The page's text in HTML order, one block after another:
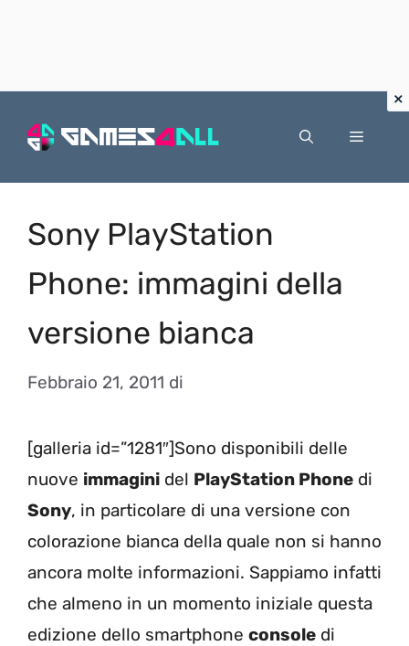
Menu
Sony PlayStation
Phone: immagini della
versione bianca
Febbraio 21, 2011 di
[galleria id=”1281″]Sono disponibili delle
nuove immagini del PlayStation Phone di
Sony, in particolare di una versione con
colorazione bianca della quale non si hanno
ancora molte informazioni. Sappiamo infatti
che almeno in un momento iniziale questa
edizione dello smartphone console di